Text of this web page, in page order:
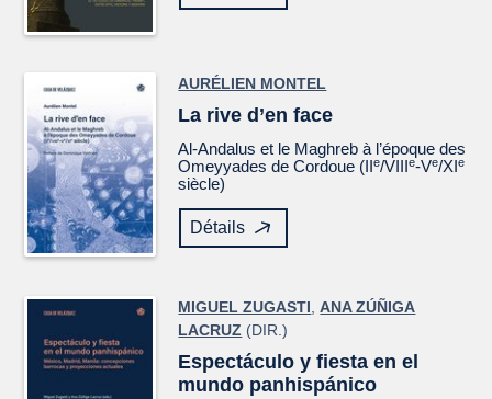
AURÉLIEN MONTEL
La rive d’en face
Al-Andalus et le Maghreb à l’époque des
Omeyyades de Cordoue (IIe/VIIIe-Ve/XIe
siècle)
Détails
MIGUEL ZUGASTI ,ANA ZÚÑIGA
LACRUZ (DIR.)
Espectáculo y fiesta en el
mundo panhispánico